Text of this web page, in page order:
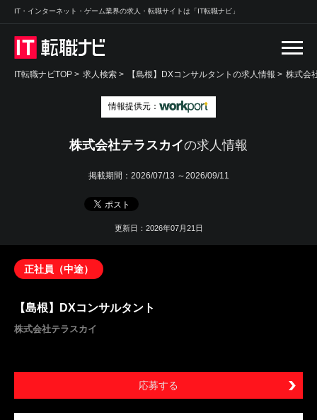
IT・インターネット・ゲーム業界の求人・転職サイトは「IT転職ナビ」
IT転職ナビTOP > 求人検索 > 【島根】DXコンサルタントの求人情報 > 株式会
情報提供元：
株式会社テラスカイの求人情報
掲載期間： 2026/07/13 ～2026/09/11
更新日：2026年07月21日
正社員（中途）
【島根】DXコンサルタント
株式会社テラスカイ
応募する